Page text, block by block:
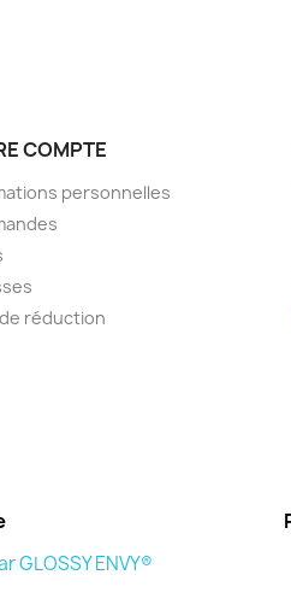
COMPTE
personnelles
réduction
ENVY®